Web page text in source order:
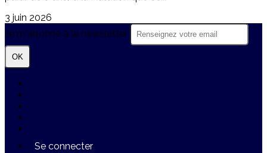
3 juin 2026
Je m'abonne à la newsletter
OK
Se connecter